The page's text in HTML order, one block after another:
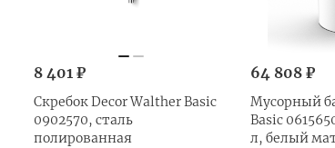
8 401 ₽
Скребок Decor Walther Basic
0902570, сталь
полированная
64 808 ₽
Мусорный
Basic
л, белый